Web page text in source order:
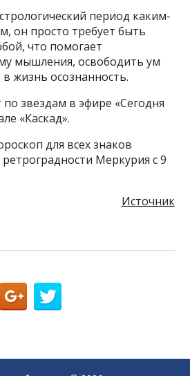
период каким-
он просто требует быть
что помогает
мышления, освободить ум
жизнь осознанность.
звездам в эфире «Сегодня
«Каскад».
для всех знаков
Меркурия с 9
Источник